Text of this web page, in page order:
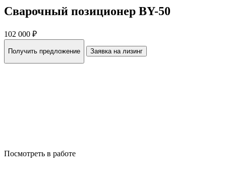
Сварочный позиционер BY-50
102 000 ₽
Получить предложение Заявка на лизинг
Посмотреть в работе